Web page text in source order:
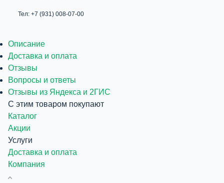
Тел: +7 (931) 008-07-00
Описание
Доставка и оплата
Отзывы
Вопросы и ответы
Отзывы из Яндекса и 2ГИС
С этим товаром покупают
Каталог
Акции
Услуги
Доставка и оплата
Компания